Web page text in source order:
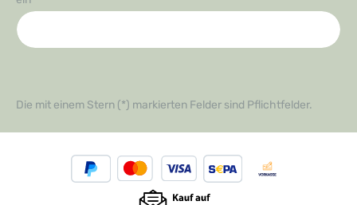
Die mit einem Stern (*) markierten Felder sind Pflichtfelder.